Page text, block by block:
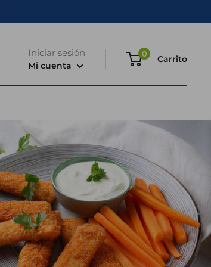
Iniciar sesión
Mi cuenta
0 Carrito